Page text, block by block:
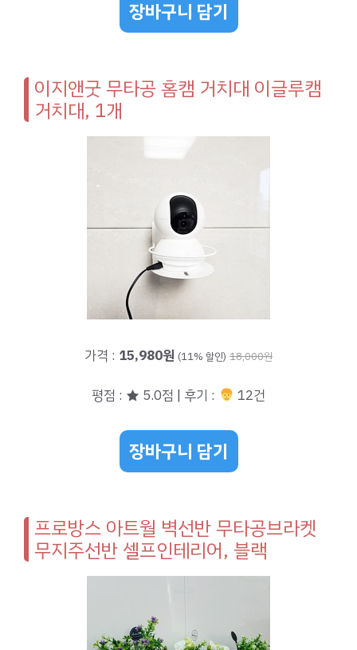
장바구니 담기
이지앤굿 무타공 홈캠 거치대 이글루캠
거치대, 1개
가격 : 15,980원 (11% 할인) 18,000원
평점 : ★ 5.0점 | 후기 : 12건
장바구니 담기
프로방스 아트월 벽선반 무타공브라켓
무지주선반 셀프인테리어, 블랙